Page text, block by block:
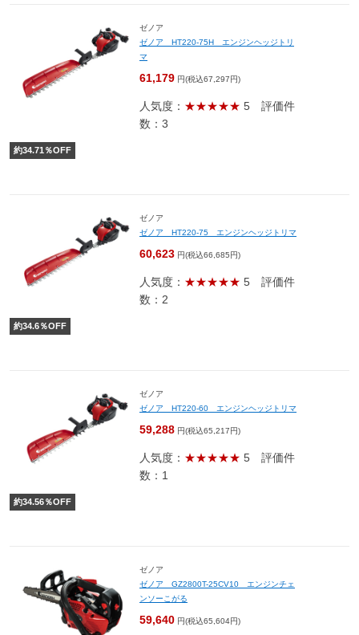
ゼノア
ゼノア HT220-75H エンジンヘッジトリ
マ
61,179 円(税込67,297円)
人気度： ★★★★★ 5 評価件
数：3
約34.71 ％OFF
ゼノア
ゼノア HT220-75 エンジンヘッジトリマ
60,623 円(税込66,685円)
人気度： ★★★★★ 5 評価件
数：2
約34.6％OFF
ゼノア
ゼノア HT220-60 エンジンヘッジトリマ
59,288 円(税込65,217円)
人気度： ★★★★★ 5 評価件
数：1
約34.56％OFF
ゼノア
ゼノア GZ2800T-25CV10 エンジンチェ
ンソーこがる
59,640 円(税込65,604円)